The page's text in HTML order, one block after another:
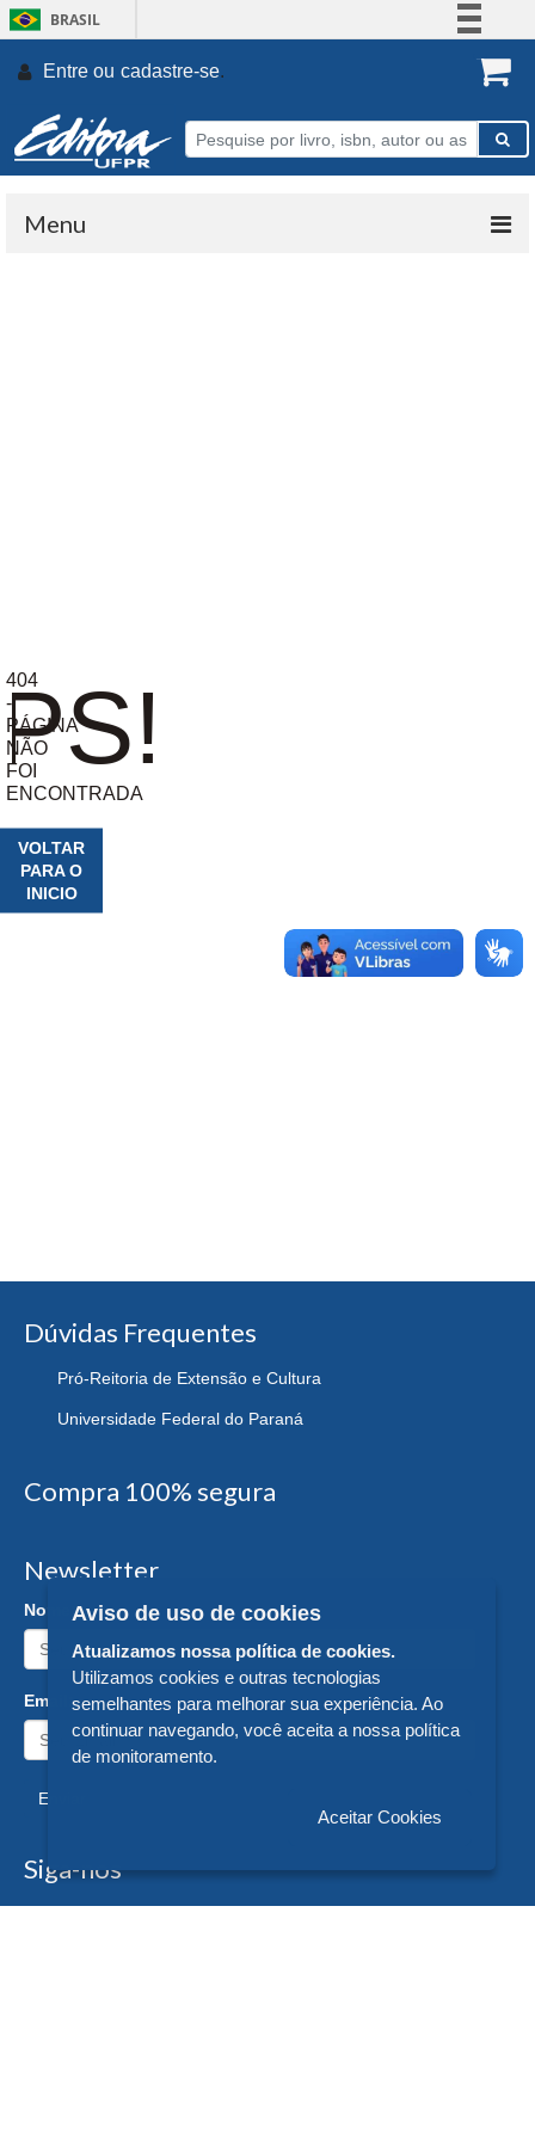
BRASIL
Participe
Entre ou cadastre-se.
Menu
404
-
PÁGINA
NÃO
FOI
ENCONTRADA
VOLTAR
PARA O
INICIO
Dúvidas Frequentes
Pró-Reitoria de Extensão e Cultura
Universidade Federal do Paraná
Compra 100% segura
Newsletter
Nome:
Email:
Enviar
Siga-nos
Aviso de uso de cookies
Atualizamos nossa política de cookies.
Utilizamos cookies e outras tecnologias
semelhantes para melhorar sua experiência. Ao
continuar navegando, você aceita a nossa política
de monitoramento.
Aceitar Cookies